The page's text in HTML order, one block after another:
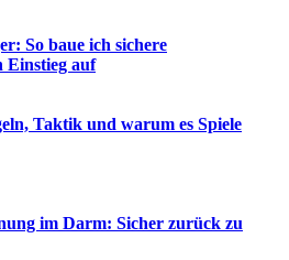
So baue ich sichere
Einstieg auf
Taktik und warum es Spiele
im Darm: Sicher zurück zu